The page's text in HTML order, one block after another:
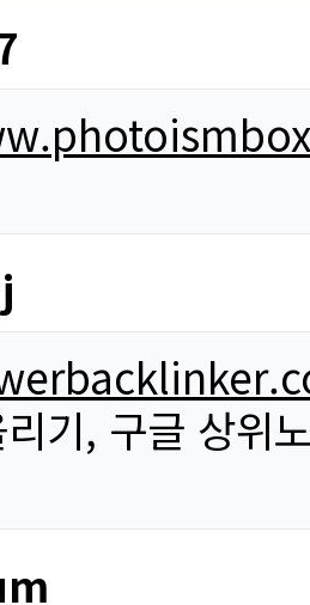
기, 구글 상위